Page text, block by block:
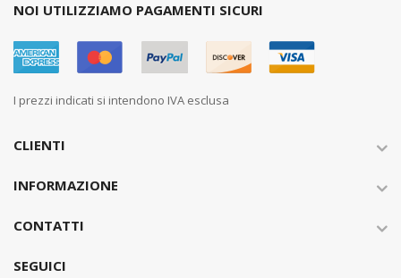
NOI UTILIZZIAMO PAGAMENTI SICURI
I prezzi indicati si intendono IVA esclusa
CLIENTI
INFORMAZIONE
CONTATTI
SEGUICI